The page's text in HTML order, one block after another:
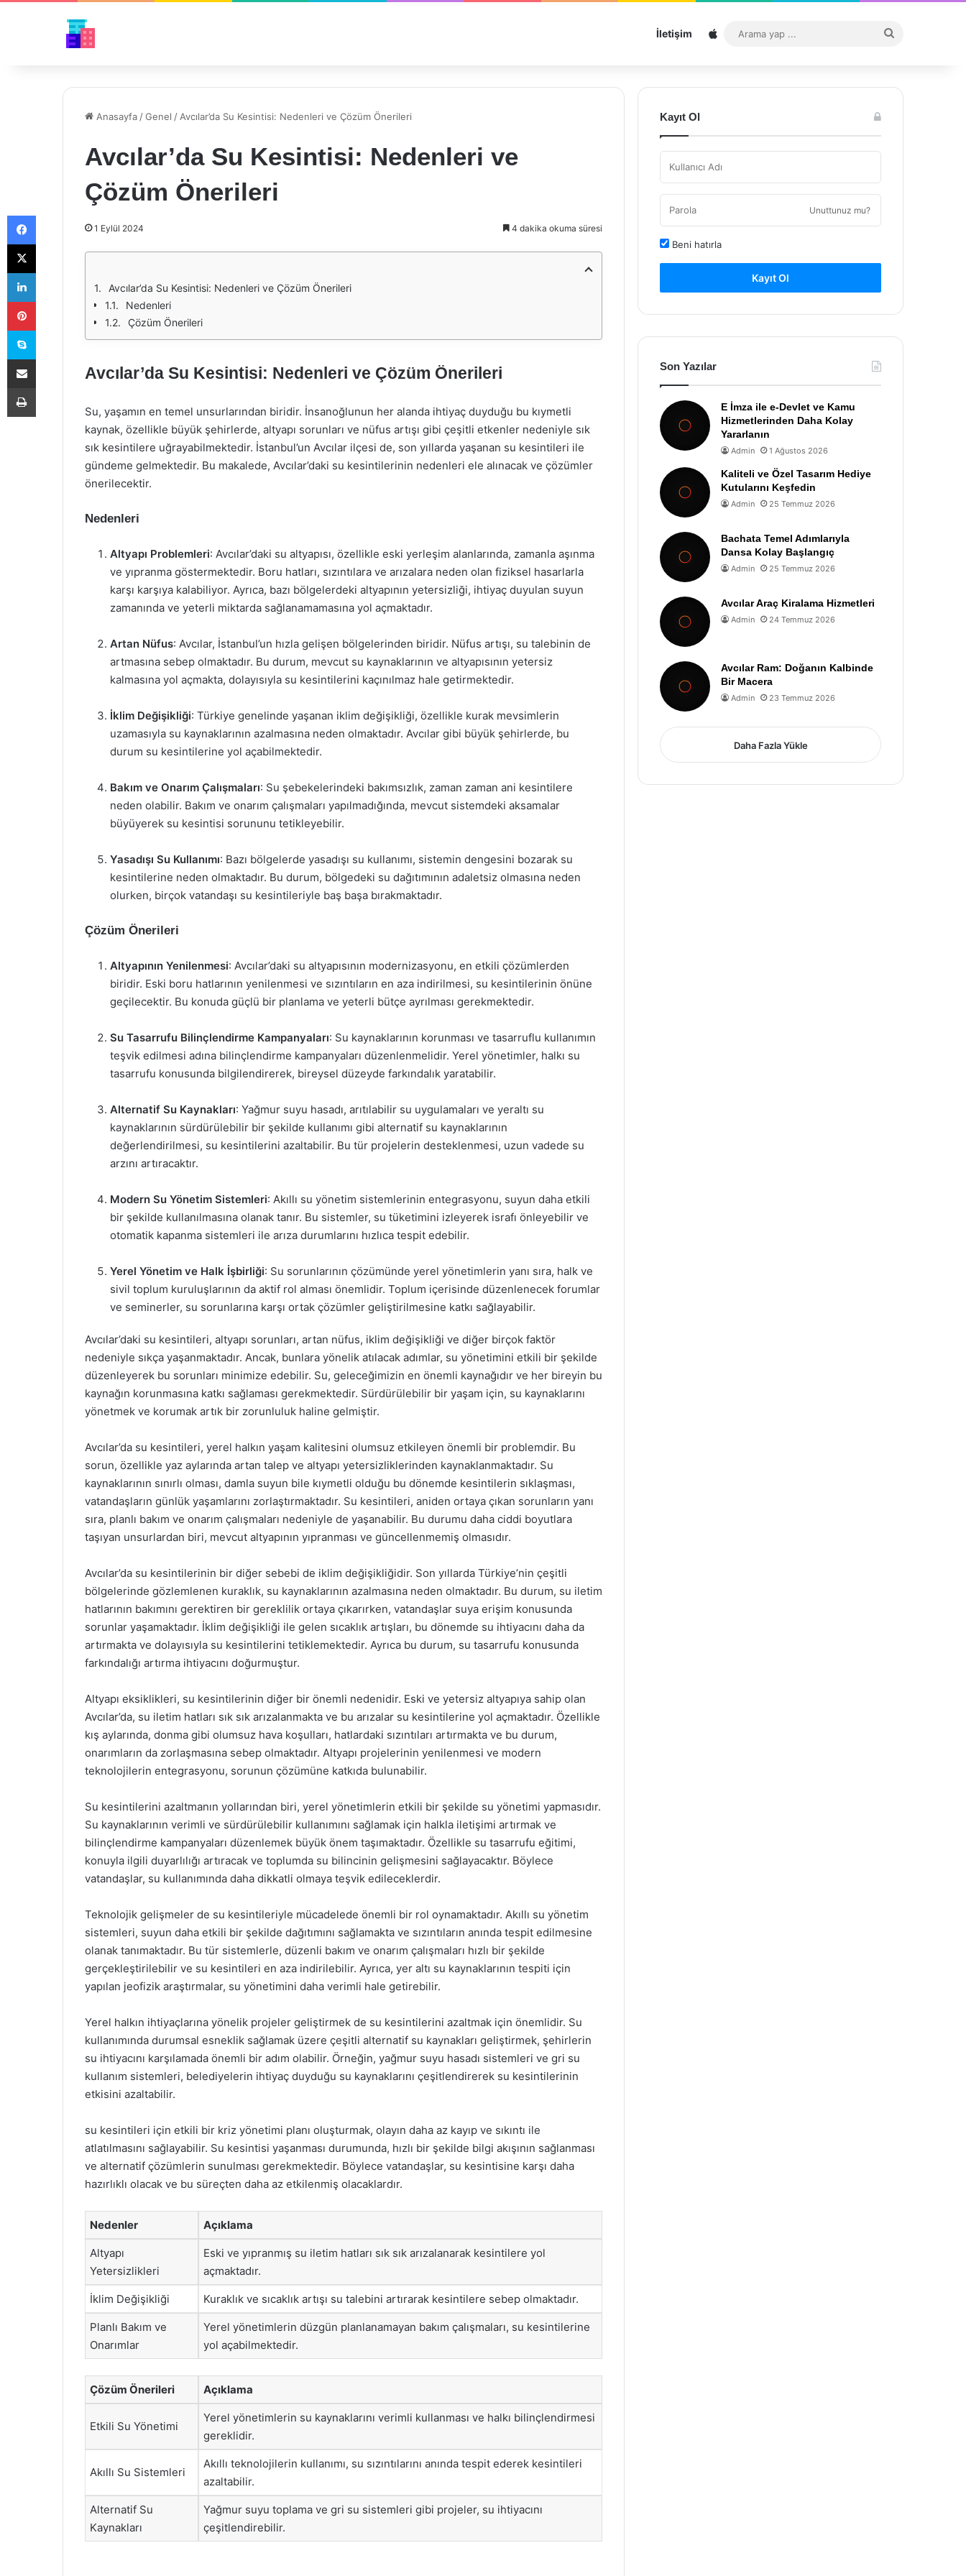
İletişim Sitemap
...
Anasayfa /Genel / Avcılar’da Su Kesintisi: Nedenleri ve Çözüm Önerileri
Avcılar’da Su Kesintisi: Nedenleri ve
Çözüm Önerileri
1 Eylül 2024 4 dakika okuma süresi
Avcılar’da Su Kesintisi: Nedenleri ve Çözüm Önerileri
Nedenleri
Çözüm Önerileri
Avcılar’da Su Kesintisi: Nedenleri ve Çözüm Önerileri
Su, yaşamın en temel unsurlarından biridir. İnsanoğlunun her alanda ihtiyaç duyduğu bu kıymetli
kaynak, özellikle büyük şehirlerde, altyapı sorunları ve nüfus artışı gibi çeşitli etkenler nedeniyle sık
sık kesintilere uğrayabilmektedir. İstanbul’un Avcılar ilçesi de, son yıllarda yaşanan su kesintileri ile
gündeme gelmektedir. Bu makalede, Avcılar’daki su kesintilerinin nedenleri ele alınacak ve çözümler
önerilecektir.
Nedenleri
Altyapı Problemleri: Avcılar’daki su altyapısı, özellikle eski yerleşim alanlarında, zamanla aşınma
ve yıpranma göstermektedir. Boru hatları, sızıntılara ve arızalara neden olan fiziksel hasarlarla
karşı karşıya kalabiliyor. Ayrıca, bazı bölgelerdeki altyapının yetersizliği, ihtiyaç duyulan suyun
zamanında ve yeterli miktarda sağlanamamasına yol açmaktadır.
Artan Nüfus: Avcılar, İstanbul’un hızla gelişen bölgelerinden biridir. Nüfus artışı, su talebinin de
artmasına sebep olmaktadır. Bu durum, mevcut su kaynaklarının ve altyapısının yetersiz
kalmasına yol açmakta, dolayısıyla su kesintilerini kaçınılmaz hale getirmektedir.
İklim Değişikliği: Türkiye genelinde yaşanan iklim değişikliği, özellikle kurak mevsimlerin
uzamasıyla su kaynaklarının azalmasına neden olmaktadır. Avcılar gibi büyük şehirlerde, bu
durum su kesintilerine yol açabilmektedir.
Bakım ve Onarım Çalışmaları: Su şebekelerindeki bakımsızlık, zaman zaman ani kesintilere
neden olabilir. Bakım ve onarım çalışmaları yapılmadığında, mevcut sistemdeki aksamalar
büyüyerek su kesintisi sorununu tetikleyebilir.
Yasadışı Su Kullanımı: Bazı bölgelerde yasadışı su kullanımı, sistemin dengesini bozarak su
kesintilerine neden olmaktadır. Bu durum, bölgedeki su dağıtımının adaletsiz olmasına neden
olurken, birçok vatandaşı su kesintileriyle baş başa bırakmaktadır.
Çözüm Önerileri
Altyapının Yenilenmesi: Avcılar’daki su altyapısının modernizasyonu, en etkili çözümlerden
biridir. Eski boru hatlarının yenilenmesi ve sızıntıların en aza indirilmesi, su kesintilerinin önüne
geçilecektir. Bu konuda güçlü bir planlama ve yeterli bütçe ayrılması gerekmektedir.
Su Tasarrufu Bilinçlendirme Kampanyaları: Su kaynaklarının korunması ve tasarruflu kullanımın
teşvik edilmesi adına bilinçlendirme kampanyaları düzenlenmelidir. Yerel yönetimler, halkı su
tasarrufu konusunda bilgilendirerek, bireysel düzeyde farkındalık yaratabilir.
Alternatif Su Kaynakları: Yağmur suyu hasadı, arıtılabilir su uygulamaları ve yeraltı su
kaynaklarının sürdürülebilir bir şekilde kullanımı gibi alternatif su kaynaklarının
değerlendirilmesi, su kesintilerini azaltabilir. Bu tür projelerin desteklenmesi, uzun vadede su
arzını artıracaktır.
Modern Su Yönetim Sistemleri: Akıllı su yönetim sistemlerinin entegrasyonu, suyun daha etkili
bir şekilde kullanılmasına olanak tanır. Bu sistemler, su tüketimini izleyerek israfı önleyebilir ve
otomatik kapanma sistemleri ile arıza durumlarını hızlıca tespit edebilir.
Yerel Yönetim ve Halk İşbirliği: Su sorunlarının çözümünde yerel yönetimlerin yanı sıra, halk ve
sivil toplum kuruluşlarının da aktif rol alması önemlidir. Toplum içerisinde düzenlenecek forumlar
ve seminerler, su sorunlarına karşı ortak çözümler geliştirilmesine katkı sağlayabilir.
Avcılar’daki su kesintileri, altyapı sorunları, artan nüfus, iklim değişikliği ve diğer birçok faktör
nedeniyle sıkça yaşanmaktadır. Ancak, bunlara yönelik atılacak adımlar, su yönetimini etkili bir şekilde
düzenleyerek bu sorunları minimize edebilir. Su, geleceğimizin en önemli kaynağıdır ve her bireyin bu
kaynağın korunmasına katkı sağlaması gerekmektedir. Sürdürülebilir bir yaşam için, su kaynaklarını
yönetmek ve korumak artık bir zorunluluk haline gelmiştir.
Avcılar’da su kesintileri, yerel halkın yaşam kalitesini olumsuz etkileyen önemli bir problemdir. Bu
sorun, özellikle yaz aylarında artan talep ve altyapı yetersizliklerinden kaynaklanmaktadır. Su
kaynaklarının sınırlı olması, damla suyun bile kıymetli olduğu bu dönemde kesintilerin sıklaşması,
vatandaşların günlük yaşamlarını zorlaştırmaktadır. Su kesintileri, aniden ortaya çıkan sorunların yanı
sıra, planlı bakım ve onarım çalışmaları nedeniyle de yaşanabilir. Bu durumu daha ciddi boyutlara
taşıyan unsurlardan biri, mevcut altyapının yıpranması ve güncellenmemiş olmasıdır.
Avcılar’da su kesintilerinin bir diğer sebebi de iklim değişikliğidir. Son yıllarda Türkiye’nin çeşitli
bölgelerinde gözlemlenen kuraklık, su kaynaklarının azalmasına neden olmaktadır. Bu durum, su iletim
hatlarının bakımını gerektiren bir gereklilik ortaya çıkarırken, vatandaşlar suya erişim konusunda
sorunlar yaşamaktadır. İklim değişikliği ile gelen sıcaklık artışları, bu dönemde su ihtiyacını daha da
artırmakta ve dolayısıyla su kesintilerini tetiklemektedir. Ayrıca bu durum, su tasarrufu konusunda
farkındalığı artırma ihtiyacını doğurmuştur.
Altyapı eksiklikleri, su kesintilerinin diğer bir önemli nedenidir. Eski ve yetersiz altyapıya sahip olan
Avcılar’da, su iletim hatları sık sık arızalanmakta ve bu arızalar su kesintilerine yol açmaktadır. Özellikle
kış aylarında, donma gibi olumsuz hava koşulları, hatlardaki sızıntıları artırmakta ve bu durum,
onarımların da zorlaşmasına sebep olmaktadır. Altyapı projelerinin yenilenmesi ve modern
teknolojilerin entegrasyonu, sorunun çözümüne katkıda bulunabilir.
Su kesintilerini azaltmanın yollarından biri, yerel yönetimlerin etkili bir şekilde su yönetimi yapmasıdır.
Su kaynaklarının verimli ve sürdürülebilir kullanımını sağlamak için halkla iletişimi artırmak ve
bilinçlendirme kampanyaları düzenlemek büyük önem taşımaktadır. Özellikle su tasarrufu eğitimi,
konuyla ilgili duyarlılığı artıracak ve toplumda su bilincinin gelişmesini sağlayacaktır. Böylece
vatandaşlar, su kullanımında daha dikkatli olmaya teşvik edileceklerdir.
Teknolojik gelişmeler de su kesintileriyle mücadelede önemli bir rol oynamaktadır. Akıllı su yönetim
sistemleri, suyun daha etkili bir şekilde dağıtımını sağlamakta ve sızıntıların anında tespit edilmesine
olanak tanımaktadır. Bu tür sistemlerle, düzenli bakım ve onarım çalışmaları hızlı bir şekilde
gerçekleştirilebilir ve su kesintileri en aza indirilebilir. Ayrıca, yer altı su kaynaklarının tespiti için
yapılan jeofizik araştırmalar, su yönetimini daha verimli hale getirebilir.
Yerel halkın ihtiyaçlarına yönelik projeler geliştirmek de su kesintilerini azaltmak için önemlidir. Su
kullanımında durumsal esneklik sağlamak üzere çeşitli alternatif su kaynakları geliştirmek, şehirlerin
su ihtiyacını karşılamada önemli bir adım olabilir. Örneğin, yağmur suyu hasadı sistemleri ve gri su
kullanım sistemleri, belediyelerin ihtiyaç duyduğu su kaynaklarını çeşitlendirerek su kesintilerinin
etkisini azaltabilir.
su kesintileri için etkili bir kriz yönetimi planı oluşturmak, olayın daha az kayıp ve sıkıntı ile
atlatılmasını sağlayabilir. Su kesintisi yaşanması durumunda, hızlı bir şekilde bilgi akışının sağlanması
ve alternatif çözümlerin sunulması gerekmektedir. Böylece vatandaşlar, su kesintisine karşı daha
hazırlıklı olacak ve bu süreçten daha az etkilenmiş olacaklardır.
Nedenler Açıklama
Altyapı
Yetersizlikleri
Eski ve yıpranmış su iletim hatları sık sık arızalanarak kesintilere yol
açmaktadır.
İklim Değişikliği Kuraklık ve sıcaklık artışı su talebini artırarak kesintilere sebep olmaktadır.
Planlı Bakım ve
Onarımlar
Yerel yönetimlerin düzgün planlanamayan bakım çalışmaları, su kesintilerine
yol açabilmektedir.
Çözüm Önerileri Açıklama
Etkili Su Yönetimi
Yerel yönetimlerin su kaynaklarını verimli kullanması ve halkı bilinçlendirmesi
gereklidir.
Akıllı Su Sistemleri
Akıllı teknolojilerin kullanımı, su sızıntılarını anında tespit ederek kesintileri
azaltabilir.
Alternatif Su
Kaynakları
Yağmur suyu toplama ve gri su sistemleri gibi projeler, su ihtiyacını
çeşitlendirebilir.
Kayıt Ol
Unuttunuz mu?
Beni hatırla
Kayıt Ol
Son Yazılar
E İmza ile e-Devlet ve Kamu
Hizmetlerinden Daha Kolay
Yararlanın
Admin 1 Ağustos 2026
Kaliteli ve Özel Tasarım Hediye
Kutularını Keşfedin
Admin 25 Temmuz 2026
Bachata Temel Adımlarıyla
Dansa Kolay Başlangıç
Admin 25 Temmuz 2026
Avcılar Araç Kiralama Hizmetleri
Admin 24 Temmuz 2026
Avcılar Ram: Doğanın Kalbinde
Bir Macera
Admin 23 Temmuz 2026
Daha Fazla Yükle
Facebook
X
LinkedIn
Pinterest
Skype
E-Posta ile paylaş